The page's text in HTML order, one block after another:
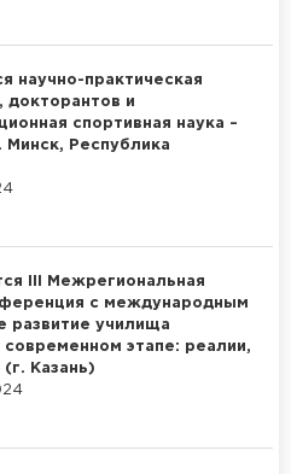
научно-практическая
докторантов и
спортивная наука –
Республика
III Межрегиональная
с международным
развитие училища
этапе: реалии,
Казань)